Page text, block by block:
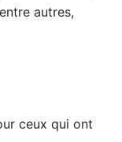
autres,
ceux qui ont